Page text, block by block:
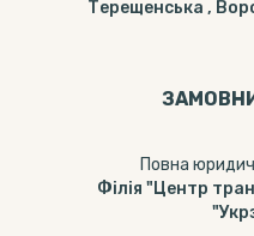
Терещенська ,
Повна
Філія "Центр